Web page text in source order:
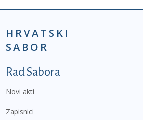
HRVATSKI
SABOR
Podnožje prvi izbornik
Rad Sabora
Novi akti
Zapisnici